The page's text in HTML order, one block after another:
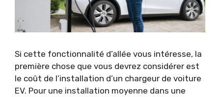
Si cette fonctionnalité d’allée vous intéresse, la
première chose que vous devrez considérer est
le coût de l’installation d’un chargeur de voiture
EV. Pour une installation moyenne dans une